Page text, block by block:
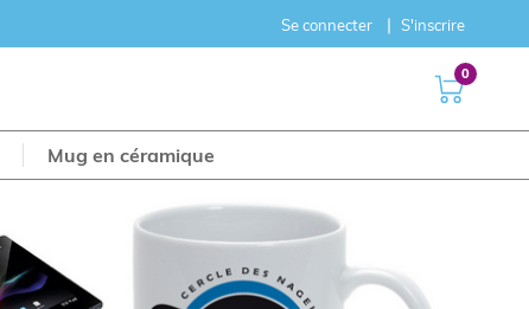
Se connecter S'inscrire
0
Mug en céramique